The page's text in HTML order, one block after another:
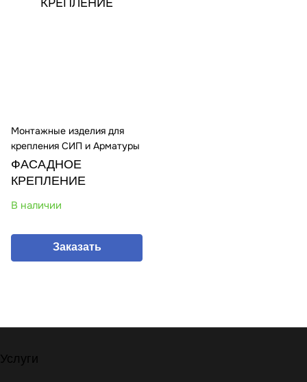
Монтажные изделия для
крепления СИП и Арматуры
ФАСАДНОЕ
КРЕПЛЕНИЕ
В наличии
Заказать
Услуги